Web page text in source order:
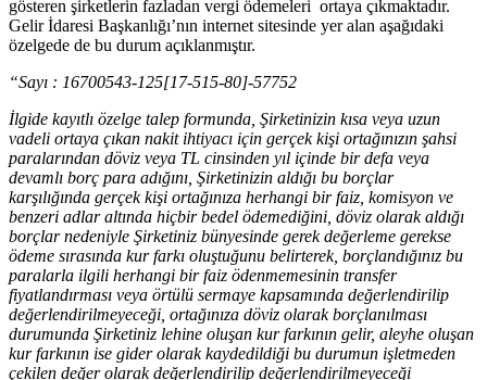
gösteren şirketlerin fazladan vergi ödemeleri ortaya çıkmaktadır.
Gelir İdaresi Başkanlığı’nın internet sitesinde yer alan aşağıdaki
özelgede de bu durum açıklanmıştır.
“Sayı : 16700543-125[17-515-80]-57752
İlgide kayıtlı özelge talep formunda, Şirketinizin kısa veya uzun
vadeli ortaya çıkan nakit ihtiyacı için gerçek kişi ortağınızın şahsi
paralarından döviz veya TL cinsinden yıl içinde bir defa veya
devamlı borç para adığını, Şirketinizin aldığı bu borçlar
karşılığında gerçek kişi ortağınıza herhangi bir faiz, komisyon ve
benzeri adlar altında hiçbir bedel ödemediğini, döviz olarak aldığı
borçlar nedeniyle Şirketiniz bünyesinde gerek değerleme gerekse
ödeme sırasında kur farkı oluştuğunu belirterek, borçlandığınız bu
paralarla ilgili herhangi bir faiz ödenmemesinin transfer
fiyatlandırması veya örtülü sermaye kapsamında değerlendirilip
değerlendirilmeyeceği, ortağınıza döviz olarak borçlanılması
durumunda Şirketiniz lehine oluşan kur farkının gelir, aleyhe oluşan
kur farkının ise gider olarak kaydedildiği bu durumun işletmeden
çekilen değer olarak değerlendirilip değerlendirilmeyeceği